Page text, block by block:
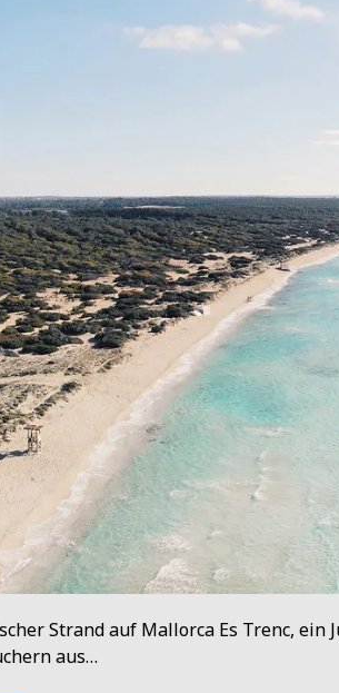
Strand auf Mallorca Es Trenc,
aus…